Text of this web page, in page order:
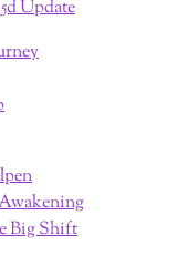
Update
Big Shift